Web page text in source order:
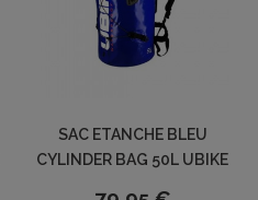
SAC ETANCHE BLEU
CYLINDER BAG 50L UBIKE